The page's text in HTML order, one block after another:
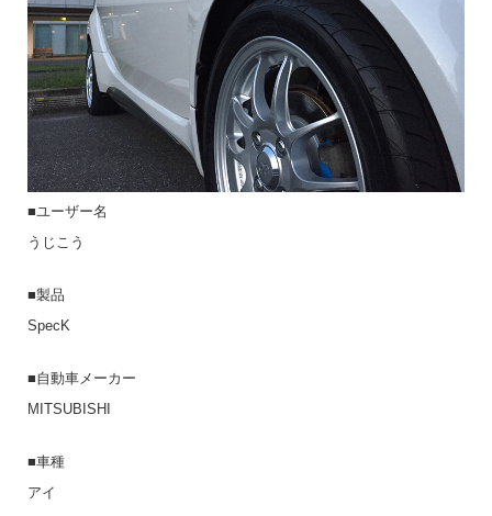
■ユーザー名
うじこう
■製品
SpecK
■自動車メーカー
MITSUBISHI
■車種
アイ